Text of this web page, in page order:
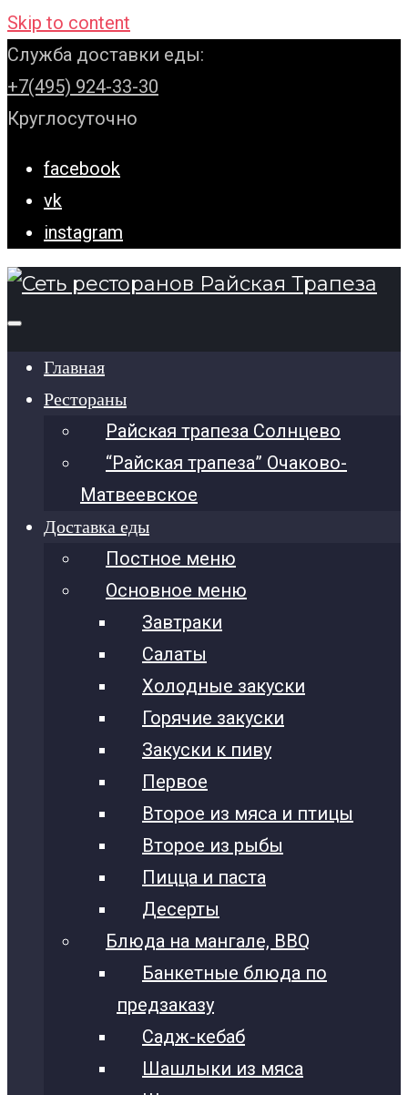
Skip to content
Служба доставки еды:
+7(495) 924-33-30
Круглосуточно
facebook
vk
instagram
Главная
Рестораны
Райская трапеза Солнцево
“Райская трапеза” Очаково-
Матвеевское
Доставка еды
Постное меню
Основное меню
Завтраки
Салаты
Холодные закуски
Горячие закуски
Закуски к пиву
Первое
Второе из мяса и птицы
Второе из рыбы
Пицца и паста
Десерты
Блюда на мангале, BBQ
Банкетные блюда по
предзаказу
Садж-кебаб
Шашлыки из мяса